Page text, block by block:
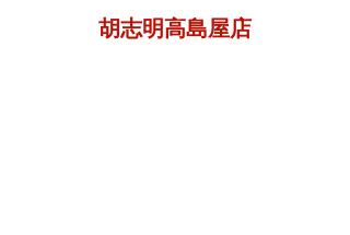
胡志明高島屋店